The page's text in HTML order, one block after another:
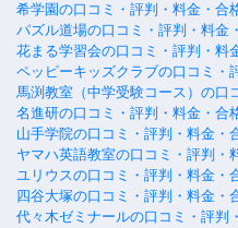
希学園の口コミ・評判・料金・合
パズル道場の口コミ・評判・料金
花まる学習会の口コミ・評判・料
ペッピーキッズクラブの口コミ・
馬渕教室（中学受験コース）の口
名進研の口コミ・評判・料金・合
山手学院の口コミ・評判・料金・
ヤマハ英語教室の口コミ・評判・
ユリウスの口コミ・評判・料金・
四谷大塚の口コミ・評判・料金・
代々木ゼミナールの口コミ・評判